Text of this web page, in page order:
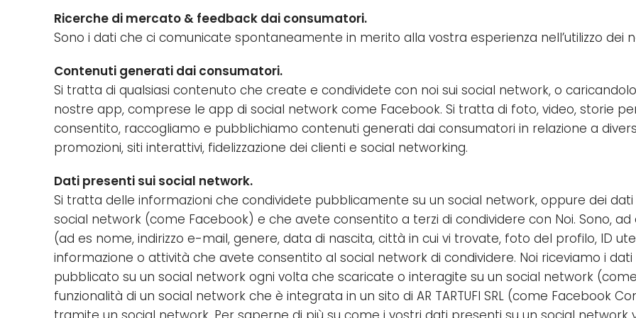
Ricerche di mercato & feedback dai consumatori.
Sono i dati che ci comunicate spontaneamente in merito alla vostra esperienza nell’utilizzo dei
Contenuti generati dai consumatori.
Si tratta di qualsiasi contenuto che create e condividete con noi sui social network, o
nostre app, comprese le app di social network come Facebook. Si tratta di foto, video, storie
consentito, raccogliamo e pubblichiamo contenuti generati dai consumatori in relazione a
promozioni, siti interattivi, fidelizzazione dei clienti e social networking.
Dati presenti sui social network.
Si tratta delle informazioni che condividete pubblicamente su un social network, oppure dei
social network (come Facebook) e che avete consentito a terzi di condividere con Noi. Sono,
(ad es nome, indirizzo e-mail, genere, data di nascita, città in cui vi trovate, foto del profilo, ID
informazione o attività che avete consentito al social network di condividere. Noi riceviamo i
pubblicato su un social network ogni volta che scaricate o interagite su un social network
funzionalità di un social network che è integrata in un sito di AR TARTUFI SRL (come Facebook